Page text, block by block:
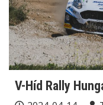
V-Híd Rally